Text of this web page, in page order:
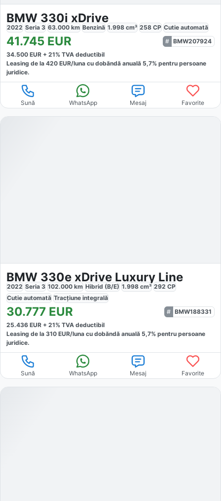
BMW 330i xDrive
2022 Seria 3 63.000 km Benzină 1.998 cm³ 258 CP Cutie automată
41.745 EUR
BMW207924
34.500 EUR + 21% TVA deductibil
Leasing de la 420 EUR/luna cu dobăndă anuală 5,7% pentru persoane
juridice.
Sună WhatsApp Mesaj Favorite
BMW 330e xDrive Luxury Line
2022 Seria 3 102.000 km Hibrid (B/E) 1.998 cm³ 292 CP
Cutie automată Tracțiune integrală
30.777 EUR
BMW188331
25.436 EUR + 21% TVA deductibil
Leasing de la 310 EUR/luna cu dobăndă anuală 5,7% pentru persoane
juridice.
Sună WhatsApp Mesaj Favorite